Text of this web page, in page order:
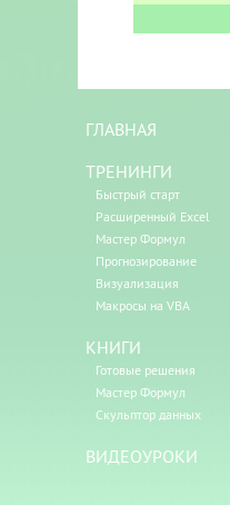
ГЛАВНАЯ
ТРЕНИНГИ
Быстрый старт
Расширенный Excel
Мастер Формул
Прогнозирование
Визуализация
Макросы на VBA
КНИГИ
Готовые решения
Мастер Формул
Скульптор данных
ВИДЕОУРОКИ